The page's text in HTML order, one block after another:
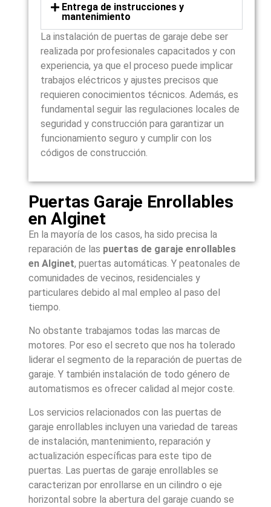
Entrega de instrucciones y
mantenimiento
La instalación de puertas de garaje debe ser
realizada por profesionales capacitados y con
experiencia, ya que el proceso puede implicar
trabajos eléctricos y ajustes precisos que
requieren conocimientos técnicos. Además, es
fundamental seguir las regulaciones locales de
seguridad y construcción para garantizar un
funcionamiento seguro y cumplir con los
códigos de construcción.
Puertas Garaje Enrollables
en Alginet
En la mayoría de los casos, ha sido precisa la
reparación de las puertas de garaje enrollables
en Alginet, puertas automáticas. Y peatonales de
comunidades de vecinos, residenciales y
particulares debido al mal empleo al paso del
tiempo.
No obstante trabajamos todas las marcas de
motores. Por eso el secreto que nos ha tolerado
liderar el segmento de la reparación de puertas de
garaje. Y también instalación de todo género de
automatismos es ofrecer calidad al mejor coste.
Los servicios relacionados con las puertas de
garaje enrollables incluyen una variedad de tareas
de instalación, mantenimiento, reparación y
actualización específicas para este tipo de
puertas. Las puertas de garaje enrollables se
caracterizan por enrollarse en un cilindro o eje
horizontal sobre la abertura del garaje cuando se